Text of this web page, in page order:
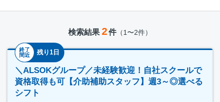
検索結果 2件（1〜2件）
終了
間近
残り1日
＼ALSOKグループ／未経験歓迎！自社スクールで
資格取得も可【介助補助スタッフ】週3～◎選べる
シフト